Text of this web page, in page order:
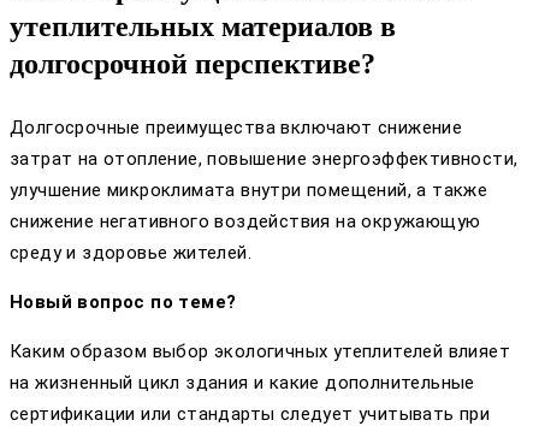
утеплительных материалов в
долгосрочной перспективе?
Долгосрочные преимущества включают снижение
затрат на отопление, повышение энергоэффективности,
улучшение микроклимата внутри помещений, а также
снижение негативного воздействия на окружающую
среду и здоровье жителей.
Новый вопрос по теме?
Каким образом выбор экологичных утеплителей влияет
на жизненный цикл здания и какие дополнительные
сертификации или стандарты следует учитывать при